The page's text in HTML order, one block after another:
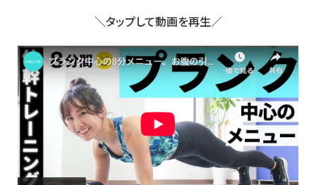
＼タップして動画を再生／